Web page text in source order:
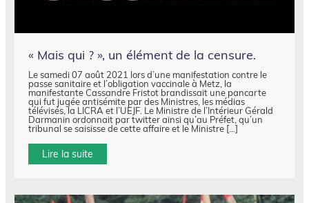
« Mais qui ? », un élément de la censure.
Le samedi 07 août 2021 lors d’une manifestation contre le
passe sanitaire et l’obligation vaccinale à Metz, la
manifestante Cassandre Fristot brandissait une pancarte
qui fut jugée antisémite par des Ministres, les médias
télévisés, la LICRA et l’UEJF. Le Ministre de l’Intérieur Gérald
Darmanin ordonnait par twitter ainsi qu’au Préfet, qu’un
tribunal se saisisse de cette affaire et le Ministre […]
Lire la suite